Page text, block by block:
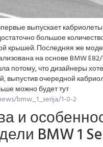
выпускает
большое
крышей. Последняя же
на основе BMW
потому, что дизайнеры
выпустив очередной
можно будет тут
bmw_1_serija/1-0-2
и
BMW 1